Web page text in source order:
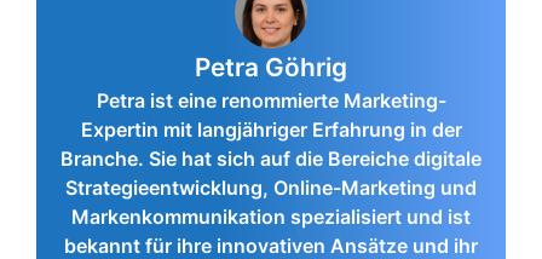
Petra Göhrig
Petra ist eine renommierte Marketing-
Expertin mit langjähriger Erfahrung in der
Branche. Sie hat sich auf die Bereiche digitale
Strategieentwicklung, Online-Marketing und
Markenkommunikation spezialisiert und ist
bekannt für ihre innovativen Ansätze und ihr